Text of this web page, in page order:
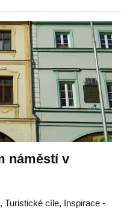
náměstí v
Turistické cíle, Inspirace -